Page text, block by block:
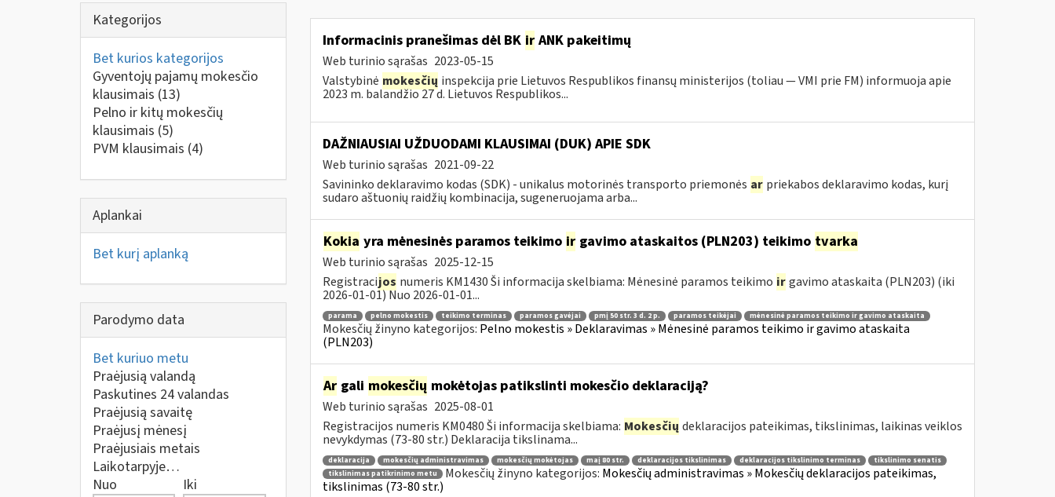
Kategorijos
Bet kurios kategorijos
Gyventojų pajamų mokesčio
klausimais (13)
Pelno ir kitų mokesčių
klausimais (5)
PVM klausimais (4)
Aplankai
Bet kurį aplanką
Parodymo data
Bet kuriuo metu
Praėjusią valandą
Paskutines 24 valandas
Praėjusią savaitę
Praėjusį mėnesį
Praėjusiais metais
Laikotarpyje…
Nuo
Iki
Informacinis pranešimas dėl BK irANK pakeitimų
Web turinio sąrašas 2023-05-15
Valstybinė mokesčių inspekcija prie Lietuvos Respublikos finansų ministerijos (toliau — VMI prie FM) informuoja apie
2023 m. balandžio 27 d. Lietuvos Respublikos...
DAŽNIAUSIAI UŽDUODAMI KLAUSIMAI (DUK) APIE SDK
Web turinio sąrašas 2021-09-22
Savininko deklaravimo kodas (SDK) - unikalus motorinės transporto priemonės ar priekabos deklaravimo kodas, kurį
sudaro aštuonių raidžių kombinacija, sugeneruojama arba...
Kokia yra mėnesinės paramos teikimo irgavimo ataskaitos (PLN203) teikimo tvarka
Web turinio sąrašas 2025-12-15
Registracijos numeris KM1430 Ši informacija skelbiama: Mėnesinė paramos teikimo ir gavimo ataskaita (PLN203) (iki
2026-01-01) Nuo 2026-01-01...
parama pelno mokestis teikimo terminas paramos gavėjai pmį 50 str. 3 d. 2 p. paramos teikėjai mėnesinė paramos teikimo ir gavimo ataskaita
Mokesčių žinyno kategorijos: Pelno mokestis » Deklaravimas » Mėnesinė paramos teikimo ir gavimo ataskaita
(PLN203)
Argali mokesčių mokėtojas patikslinti mokesčio deklaraciją?
Web turinio sąrašas 2025-08-01
Registracijos numeris KM0480 Ši informacija skelbiama: Mokesčių deklaracijos pateikimas, tikslinimas, laikinas veiklos
nevykdymas (73-80 str.) Deklaracija tikslinama...
deklaracija mokesčių administravimas mokesčių mokėtojas maį 80 str. deklaracijos tikslinimas deklaracijos tikslinimo terminas
tikslinimo senatis
tikslinimas patikrinimo metu
Mokesčių žinyno kategorijos: Mokesčių administravimas » Mokesčių deklaracijos pateikimas,
tikslinimas (73-80 str.)